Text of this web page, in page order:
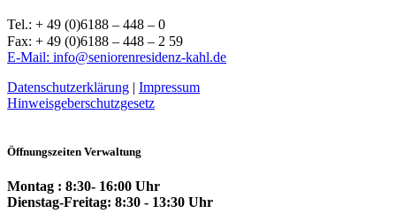
Tel.: + 49 (0)6188 – 448 – 0
Fax: + 49 (0)6188 – 448 – 2 59
E-Mail: info@seniorenresidenz-kahl.de
Datenschutzerklärung |Impressum
Hinweisgeberschutzgesetz
Öffnungszeiten Verwaltung
Montag : 8:30- 16:00 Uhr
Dienstag-Freitag: 8:30 - 13:30 Uhr